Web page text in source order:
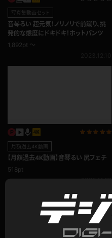
写真集動画セット
音琴るい 超元気！ノリノリで前蹴り、挑
発的な態度にドキドキ！ホットパンツ
1,892pt ～
月額過去4K動画
【月額過去4K動画】音琴るい 尻フェチ
518pt
2023.11.29